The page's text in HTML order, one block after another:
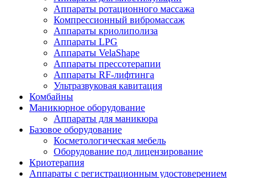
Аппараты ротационного массажа
Компрессионный вибромассаж
Аппараты криолиполиза
Аппараты LPG
Аппараты VelaShape
Аппараты прессотерапии
Аппараты RF-лифтинга
Ультразвуковая кавитация
Комбайны
Маникюрное оборудование
Аппараты для маникюра
Базовое оборудование
Косметологическая мебель
Оборудование под лицензирование
Криотерапия
Аппараты c регистрационным удостоверением